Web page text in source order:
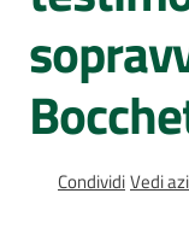
Percorsi
sulla
memoria
CondividiVedi